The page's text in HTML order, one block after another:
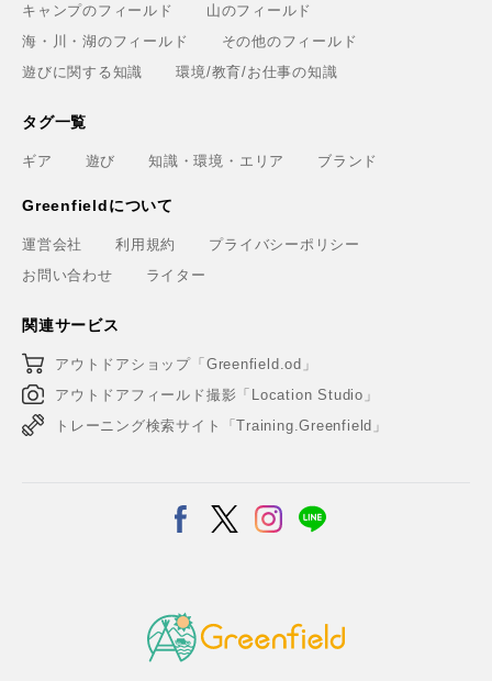
キャンプのフィールド
山のフィールド
海・川・湖のフィールド
その他のフィールド
遊びに関する知識
環境/教育/お仕事の知識
タグ一覧
ギア 遊び 知識・環境・エリア ブランド
Greenfieldについて
運営会社 利用規約
プライバシーポリシー
お問い合わせ
ライター
関連サービス
アウトドアショップ「Greenfield.od」
アウトドアフィールド撮影「Location Studio」
トレーニング検索サイト「Training.Greenfield」